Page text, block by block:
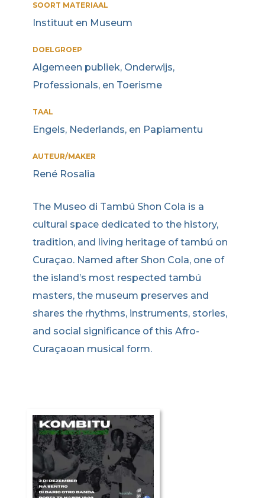
SOORT MATERIAAL
Instituut en Museum
DOELGROEP
Algemeen publiek, Onderwijs,
Professionals, en Toerisme
TAAL
Engels, Nederlands, en Papiamentu
AUTEUR/MAKER
René Rosalia
The Museo di Tambú Shon Cola is a
cultural space dedicated to the history,
tradition, and living heritage of tambú on
Curaçao. Named after Shon Cola, one of
the island’s most respected tambú
masters, the museum preserves and
shares the rhythms, instruments, stories,
and social significance of this Afro-
Curaçaoan musical form.